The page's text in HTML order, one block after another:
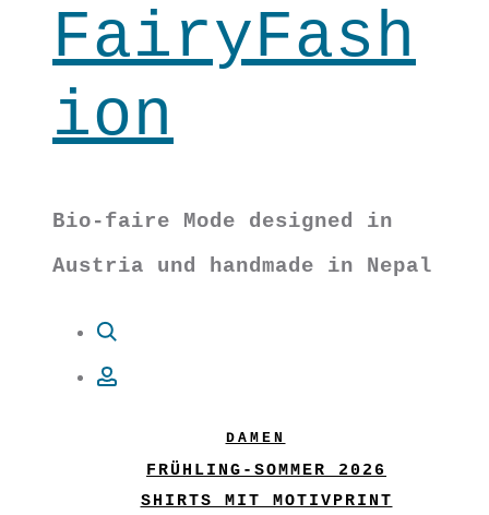
FairyFash
ion
Bio-faire Mode designed in
Austria und handmade in Nepal
DAMEN
FRÜHLING-SOMMER 2026
SHIRTS MIT MOTIVPRINT